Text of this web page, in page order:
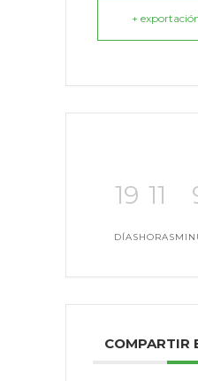
+
19
DÍAS
11
HORAS
COMPARTIR